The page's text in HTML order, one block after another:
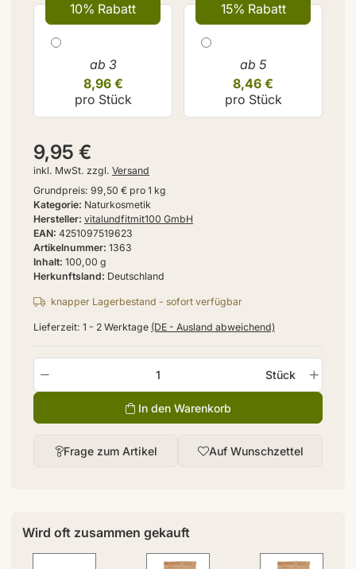
Inhalt 100,00 g
Hersteller vitalundfitmit100 GmbH
Artikelnummer 1363
EAN 4251097519623
Herkunftsland Deutschland
Kategorie Naturkosmetik
9,95 €
inkl. MwSt. zzgl. Versand
Grundpreis: 99,50 € pro 1 kg
Frage zum Artikel Auf Wunschzettel
Stück
In den Warenkorb
knapper Lagerbestand - sofort verfügbar
Lieferzeit: 1 - 2 Werktage (DE - Ausland abweichend)
10% Rabatt
ab 3
8,96 €
pro Stück
15% Rabatt
ab 5
8,46 €
pro Stück
Wird oft zusammen gekauft